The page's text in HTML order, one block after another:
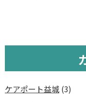
ケアポート益城 (3)